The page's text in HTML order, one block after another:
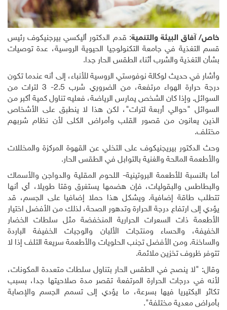
خاص/ آفاق البيئة والتنمية: قدم الدكتور أليكسي بيرجنيكوف رئيس
قسم التغذية في جامعة التكنولوجيا الحيوية الروسية، عدة توصيات
بشأن التغذية والشرب أثناء الطقس الحار جدا.
وأشار في حديث لوكالة نوفوستي الروسية للأنباء، إلى أنه عندما تكون
درجة حرارة الهواء مرتفعة، من الضروري شرب 2.5- 3 لترات من
السوائل. وإذا كان الشخص يمارس الرياضة، فعليه تناول كمية أكبر من
السوائل "حوالي أربعة لترات"، لكن هذا لا ينطبق على الأشخاص
الذين يعانون من قصور القلب وأمراض الكلى لأن نظام شربهم
مختلف.
وحث الدكتور بيريجنيكوف على التخلي عن القهوة المركزة والمخللات
والأطعمة المالحة والغنية بالتوابل في الطقس الحار.
أما بالنسبة للأطعمة البروتينية- اللحوم المقلية والدواجن والأسماك
والبطاطس والبقوليات، فإن هضمها يستغرق وقتا طويلا، أي أنها
تتطلب طاقة إضافية. ويشكل هذا حملا إضافيا على الجسم، قد
يؤدي إلى ارتفاع درجة الحرارة وتدهور الصحة، لذلك من الأفضل اختيار
الأطعمة ذات السعرات الحرارية المنخفضة مثل سلطات الخضار
الخفيفة، والحساء ومنتجات الألبان والوجبات الخفيفة الباردة
والساخنة. ومن الأفضل تجنب الحلويات والأطعمة سريعة التلف إذا لا
تتوفر ظروف تخزين ملائمة.
وقال: "لا ينصح في الطقس الحار بتناول سلطات متعددة المكونات،
لأنه في درجات الحرارة المرتفعة تقصر مدة صلاحيتها جدا، بسبب
تكاثر البكتيريا فيها بسرعة، ما يؤدي إلى تسمم الجسم والإصابة
بأمراض معدية مختلفة".